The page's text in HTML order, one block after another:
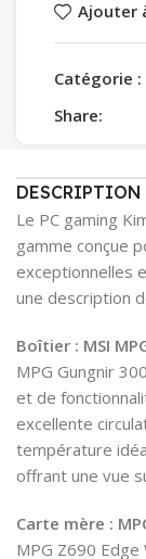
Ajouter
Catégorie :
Share:
DESCRIPTION
Le PC gaming
gamme conçue
exceptionnelles
une description
Boîtier : MSI
MPG Gungnir
et de
excellente
température
offrant une vue
Carte mère :
MPG Z690